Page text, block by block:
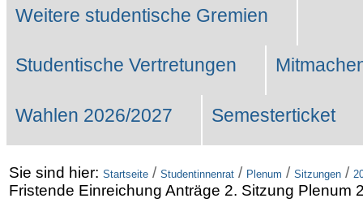
Weitere studentische Gremien
Studentische Vertretungen
Wahlen 2026/2027 Semesterticket
Sie sind hier: Startseite / Studentinnenrat / Plenum / Sitzungen /
Fristende Einreichung Anträge 2. Sitzung Plenum